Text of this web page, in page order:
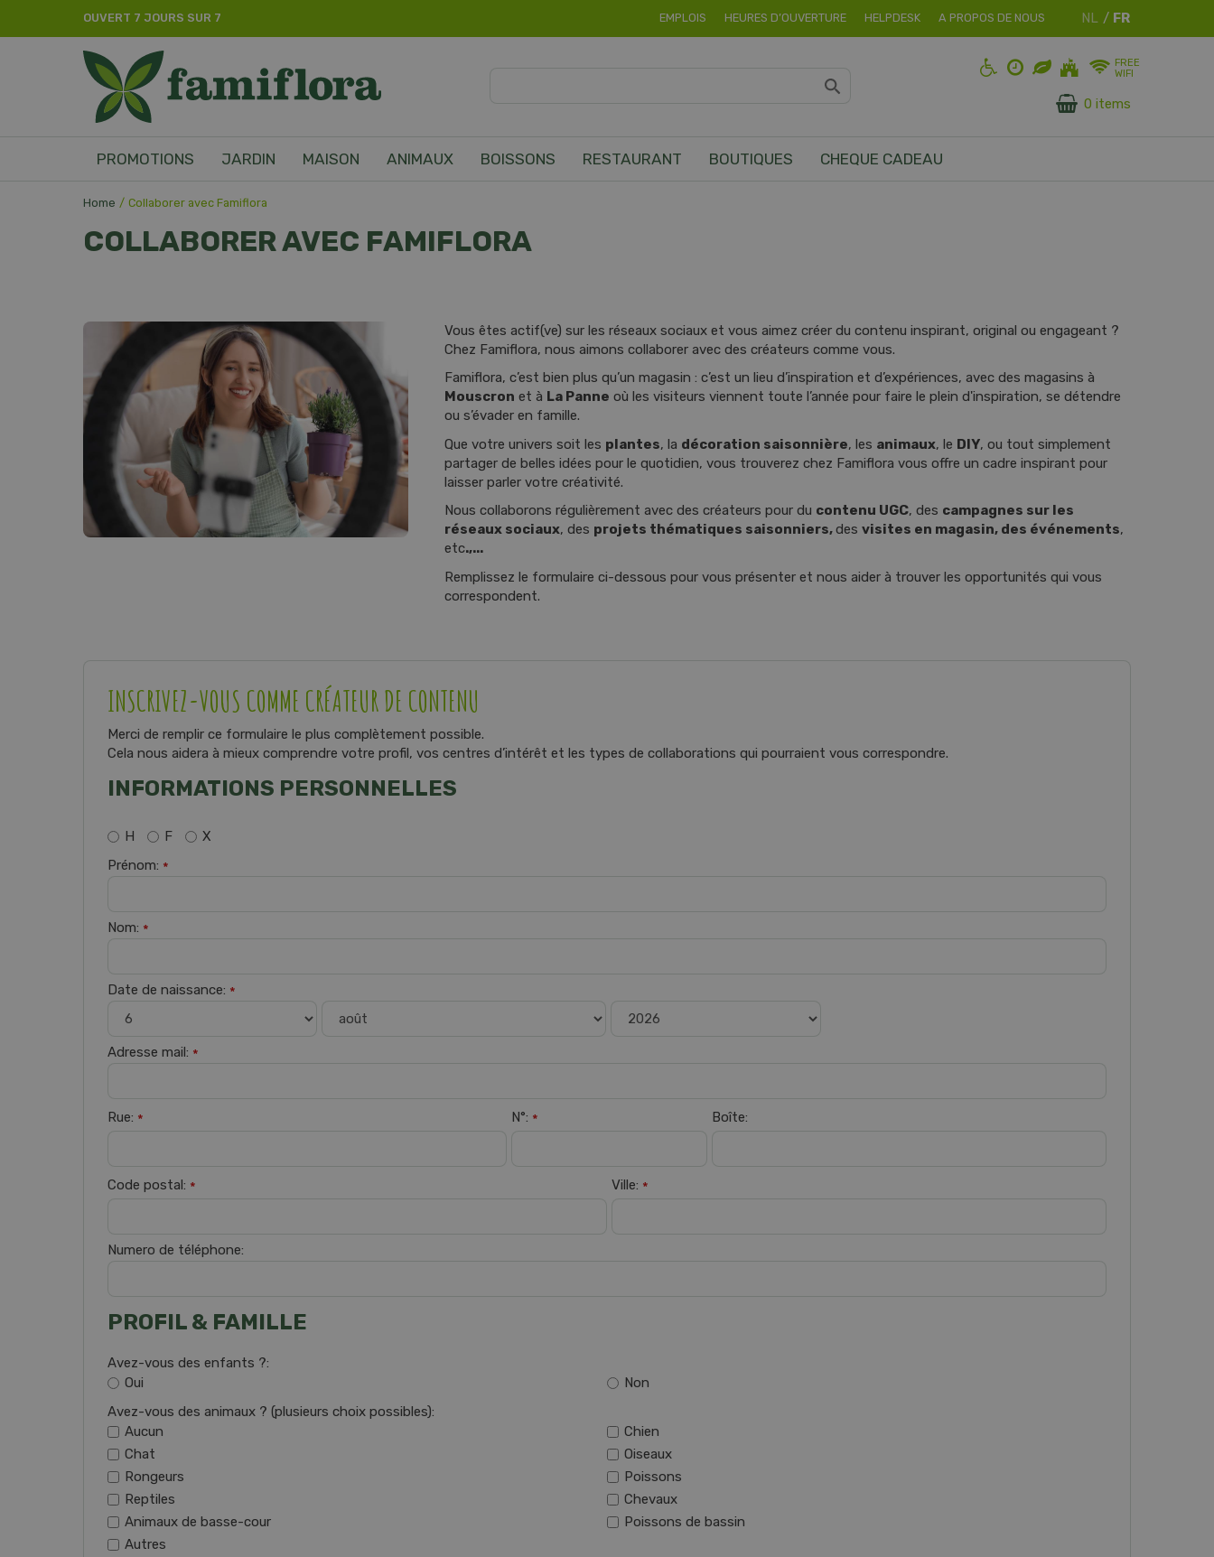
Home Collaborer avec Famiflora
OUVERT 7 JOURS SUR 7 EMPLOIS HEURES D’OUVERTURE HELPDESK A PROPOS DE NOUS
FREE
WIFI
0 items
PROMOTIONS JARDIN MAISON ANIMAUX BOISSONS RESTAURANT BOUTIQUES CHEQUE CADEAU
COLLABORER AVEC FAMIFLORA
Vous êtes actif(ve) sur les réseaux sociaux et vous aimez créer du contenu inspirant, original ou engageant ?
Chez Famiflora, nous aimons collaborer avec des créateurs comme vous.
Famiflora, c’est bien plus qu’un magasin : c’est un lieu d’inspiration et d’expériences, avec des magasins à
Mouscron et à La Panne où les visiteurs viennent toute l’année pour faire le plein d'inspiration, se détendre
ou s’évader en famille.
Que votre univers soit les plantes, la décoration saisonnière, les animaux, le DIY, ou tout simplement
partager de belles idées pour le quotidien, vous trouverez chez Famiflora vous offre un cadre inspirant pour
laisser parler votre créativité.
Nous collaborons régulièrement avec des créateurs pour du contenu UGC, des campagnes sur les
réseaux sociaux, des projets thématiques saisonniers,des visites en magasin, des événements,
etc.,...
Remplissez le formulaire ci-dessous pour vous présenter et nous aider à trouver les opportunités qui vous
correspondent.
INSCRIVEZ-VOUS COMME CRÉATEUR DE CONTENU
Merci de remplir ce formulaire le plus complètement possible.
Cela nous aidera à mieux comprendre votre profil, vos centres d’intérêt et les types de collaborations qui pourraient vous correspondre.
INFORMATIONS PERSONNELLES
H F
X
Prénom: *
Nom: *
Date de naissance: *
Adresse mail: *
Rue: * N°: * Boîte:
Code postal: * Ville: *
Numero de téléphone:
PROFIL & FAMILLE
Avez-vous des enfants ?:
Oui
Non
Avez-vous des animaux ? (plusieurs choix possibles):
Aucun
Chien
Chat
Oiseaux
Rongeurs
Poissons
Reptiles
Chevaux
Animaux de basse-cour
Poissons de bassin
Autres